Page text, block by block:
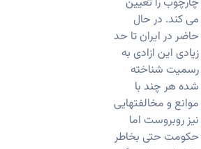
می کند. در حال
حاضر در ایران تا حد
زیادی این ازادی به
رسمیت شناخته
شده هر چند با
موانع و مخالفتهایی
نیز روبروست اما
حکومت حتی بخاطر